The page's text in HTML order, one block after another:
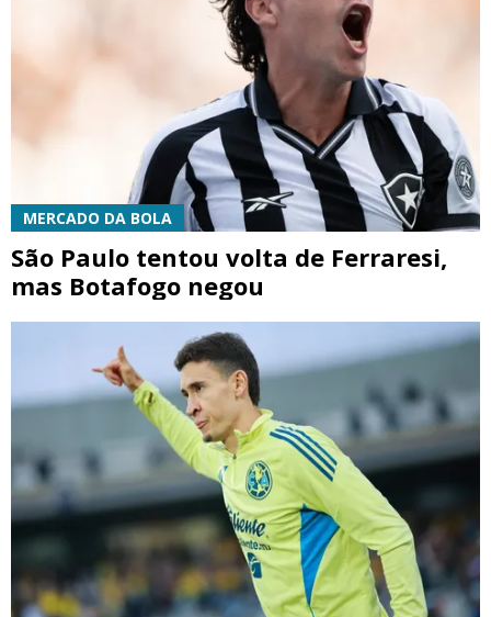
MERCADO DA BOLA
São Paulo tentou volta de Ferraresi,
mas Botafogo negou